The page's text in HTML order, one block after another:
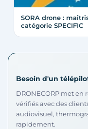
SORA drone :
catégorie SPECIFIC
Besoin d'un
DRONECORP met
vérifiés avec des
audiovisuel,
rapidement.